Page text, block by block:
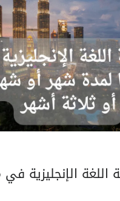
اللغة الإنجليزية في